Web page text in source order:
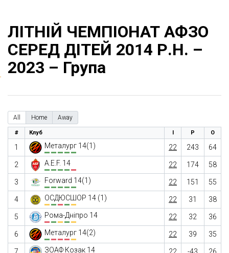
ЛІТНІЙ ЧЕМПІОНАТ АФЗО
СЕРЕД ДІТЕЙ 2014 Р.Н. –
2023 – Група
All Home Away
# Клуб І Р О
1 Металург 14(1) 22 243 64
2 A.E.F. 14 22 174 58
3 Forward 14(1) 22 151 55
4 ОСДЮСШОР 14 (1) 22 31 38
5 Рома-Дніпро 14 22 32 36
6 Металург 14(2) 22 39 35
ЗОАФ Козак 14